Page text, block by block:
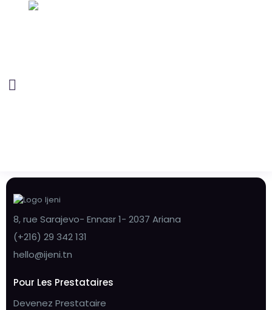
8, rue Sarajevo- Ennasr 1- 2037 Ariana
(+216) 29 342 131
hello@ijeni.tn
Pour Les Prestataires
Devenez Prestataire